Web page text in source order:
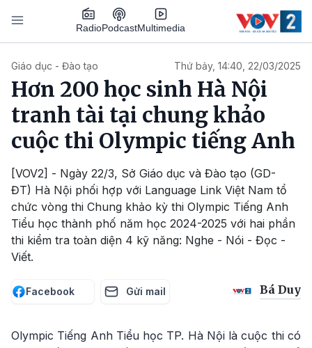
Nhảy đến nội dung
RadioPodcastMultimedia
Giáo dục - Đào tạo Thứ bảy, 14:40, 22/03/2025
Hơn 200 học sinh Hà Nội
tranh tài tại chung khảo
cuộc thi Olympic tiếng Anh
[VOV2] - Ngày 22/3, Sở Giáo dục và Đào tạo (GD-
ĐT) Hà Nội phối hợp với Language Link Việt Nam tổ
chức vòng thi Chung khảo kỳ thi Olympic Tiếng Anh
Tiểu học thành phố năm học 2024-2025 với hai phần
thi kiểm tra toàn diện 4 kỹ năng: Nghe - Nói - Đọc -
Viết.
Facebook Gửi mail Bá Duy
Olympic Tiếng Anh Tiểu học TP. Hà Nội là cuộc thi có